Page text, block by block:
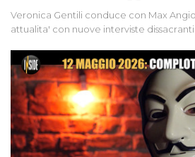
Veronica Gentili conduce con Max
attualita' con nuove interviste